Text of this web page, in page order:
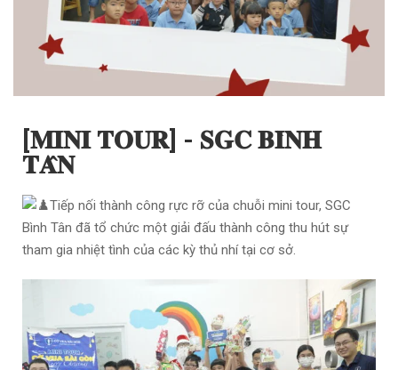
[𝐌𝐈𝐍𝐈 𝐓𝐎𝐔𝐑] - 𝐒𝐆𝐂 𝐁𝐈̀𝐍𝐇
𝐓𝐀̂𝐍
Tiếp nối thành công rực rỡ của chuỗi mini tour, SGC
Bình Tân đã tổ chức một giải đấu thành công thu hút sự
tham gia nhiệt tình của các kỳ thủ nhí tại cơ sở.